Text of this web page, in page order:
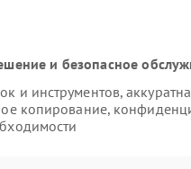
и безопасное
и инструментов,
копирование,